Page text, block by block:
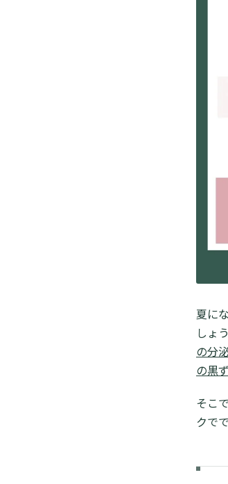
夏に
しょ
の分
の黒
そこ
クで